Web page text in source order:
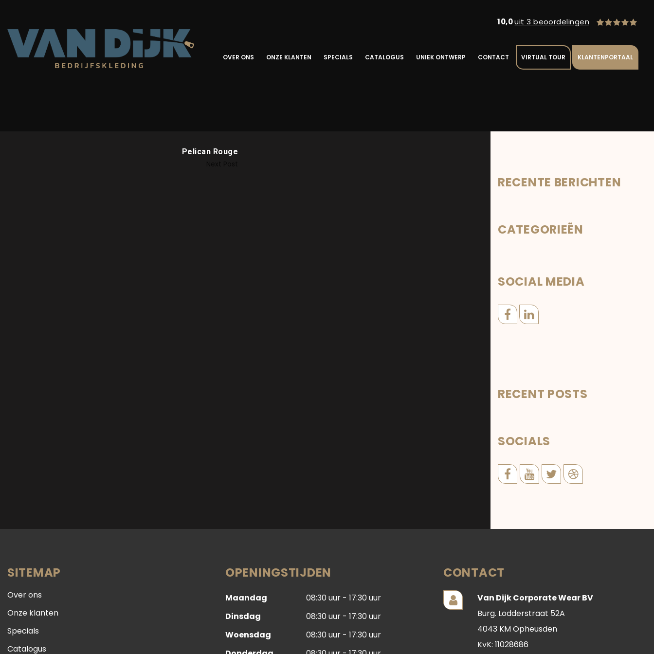
10,0uit 3 beoordelingen
OVER ONS ONZE KLANTEN SPECIALS CATALOGUS UNIEK ONTWERP CONTACT VIRTUAL TOUR KLANTENPORTAAL
Pelican Rouge
RECENTE BERICHTEN
CATEGORIEËN
SOCIAL MEDIA
RECENT POSTS
SOCIALS
SITEMAP
Over ons
Onze klanten
Specials
Catalogus
OPENINGSTIJDEN
Maandag
08:30 uur - 17:30 uur
Dinsdag
08:30 uur - 17:30 uur
Woensdag
08:30 uur - 17:30 uur
CONTACT
Van Dijk Corporate Wear BV
Burg. Lodderstraat 52A
4043 KM Opheusden
KvK: 11028686